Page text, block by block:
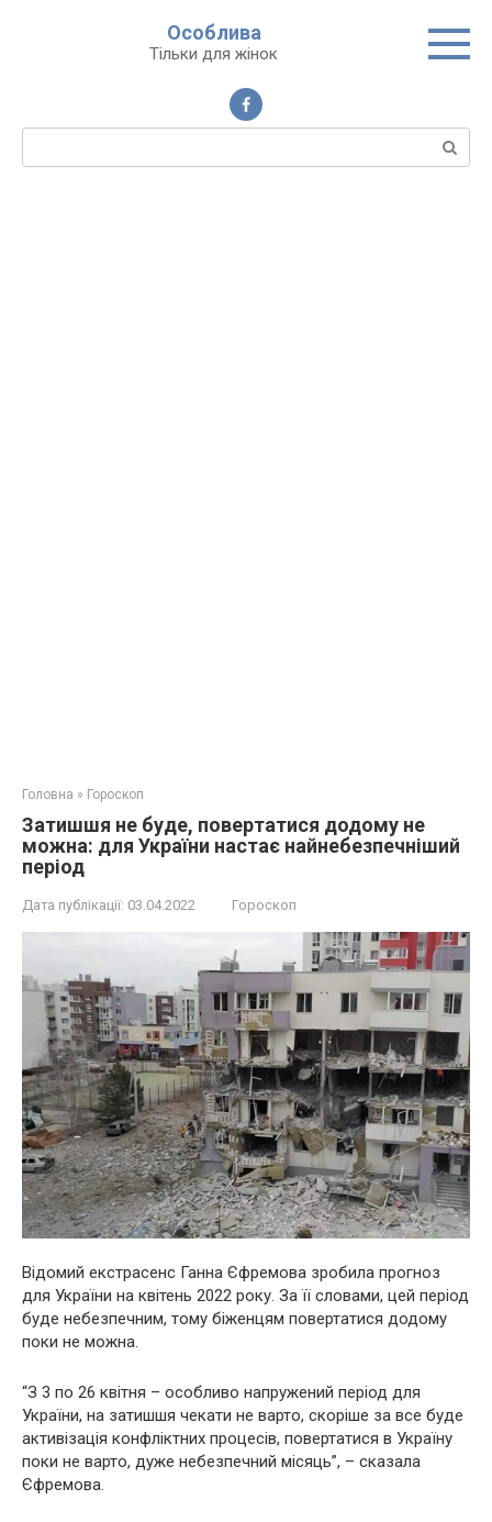
Особлива
Тільки для жінок
Пошук:
Головна » Гороскоп
Затишшя не буде, повертатися додому не
можна: для України настає найнебезпечніший
період
Дата публікації: 03.04.2022 Гороскоп
Відомий екстрасенс Ганна Єфремова зробила прогноз
для України на квітень 2022 року. За її словами, цей період
буде небезпечним, тому біженцям повертатися додому
поки не можна.
“З 3 по 26 квітня – особливо напружений період для
України, на затишшя чекати не варто, скоріше за все буде
активізація конфліктних процесів, повертатися в Україну
поки не варто, дуже небезпечний місяць”, – сказала
Єфремова.